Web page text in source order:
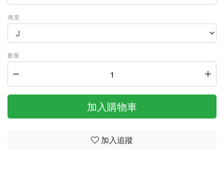
捲度
數量
加入購物車
加入追蹤